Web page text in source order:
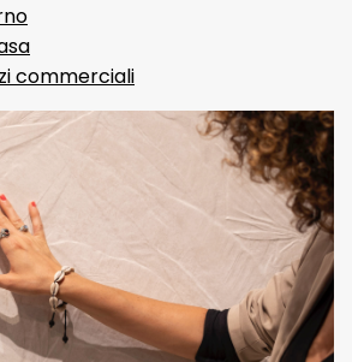
commerciali